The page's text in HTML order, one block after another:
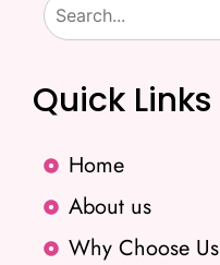
Quick Links
Home
About us
Why Choose Us